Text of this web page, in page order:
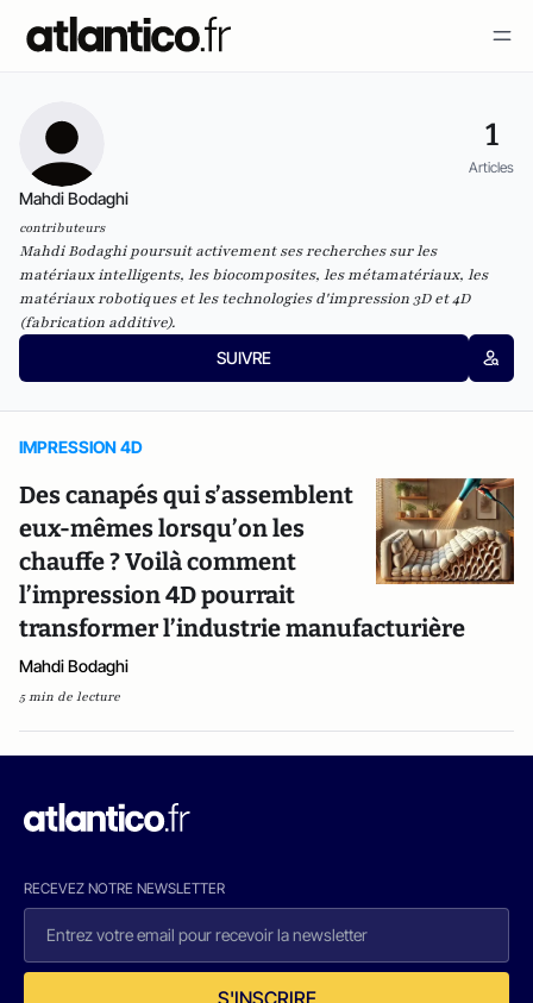
1
Articles
Mahdi Bodaghi
contributeurs
Mahdi Bodaghi poursuit activement ses recherches sur les
matériaux intelligents, les biocomposites, les métamatériaux, les
matériaux robotiques et les technologies d'impression 3D et 4D
(fabrication additive).
SUIVRE
IMPRESSION 4D
Des canapés qui s’assemblent
eux-mêmes lorsqu’on les
chauffe ? Voilà comment
l’impression 4D pourrait
transformer l’industrie manufacturière
Mahdi Bodaghi
5 min de lecture
RECEVEZ NOTRE NEWSLETTER
S'INSCRIRE